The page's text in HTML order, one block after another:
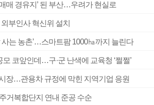
매 경유지’ 된 부산…우려가 현실로
부인사 혁신위 설치
사는 농촌’…스마트팜 1000㏊까지 늘린다
코앞인데…구·군 난색에 교육청 ‘쩔쩔’
장…관용차 규정에 막힌 지역기업 응원
거복합단지 연내 준공 수순